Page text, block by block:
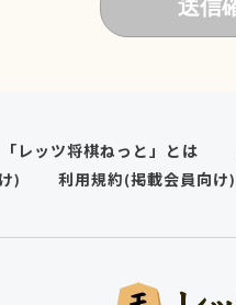
「レッツ将棋ねっと」とは
)
利用規約(掲載会員向け)